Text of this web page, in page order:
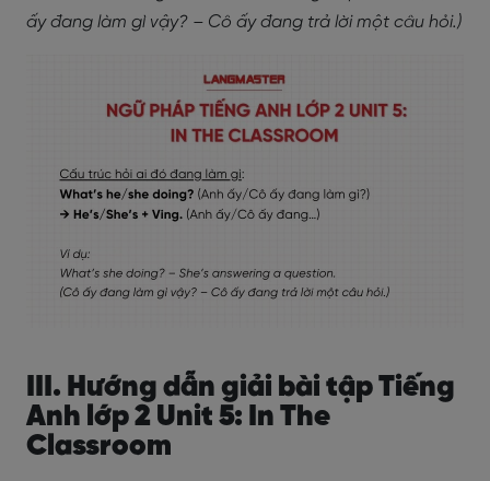
ấy đang làm gì vậy? – Cô ấy đang trả lời một câu hỏi.)
III. Hướng dẫn giải bài tập Tiếng
Anh lớp 2 Unit 5: In The
Classroom